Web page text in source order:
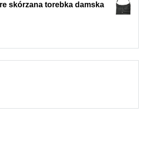
skórzana torebka damska